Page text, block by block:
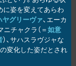
に姿を変えてあらわ
ヤグリーヴァ、エーカ
ニチャクラ（＝如意
）、サハスラヴジャな
変化した姿だとされ